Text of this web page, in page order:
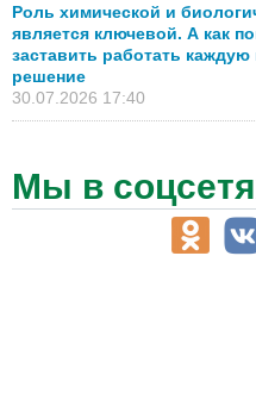
Роль химической и
является ключевой. А как
заставить работать
решение
30.07.2026 17:40
Мы в